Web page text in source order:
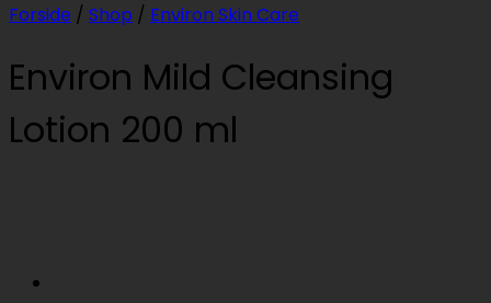
Forside / Shop / Environ Skin Care
Environ Mild Cleansing
Lotion 200 ml